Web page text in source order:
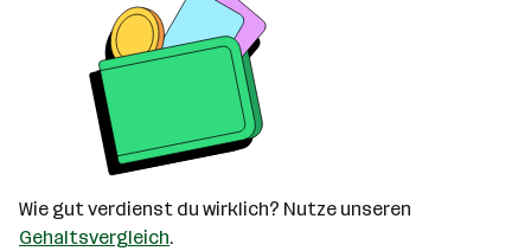
Wie gut verdienst du wirklich? Nutze unseren
Gehaltsvergleich.